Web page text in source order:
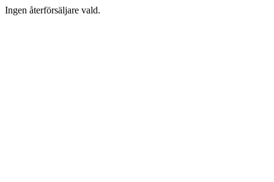
Ingen återförsäljare vald.